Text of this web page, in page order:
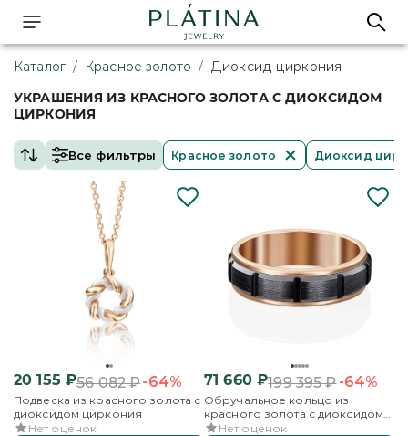
Каталог / Красное золото / Диоксид циркония
УКРАШЕНИЯ ИЗ КРАСНОГО ЗОЛОТА С ДИОКСИДОМ
ЦИРКОНИЯ
Все фильтры Красное золото Диоксид
20 155 ₽56 082₽-64%
Подвеска из красного золота с
диоксидом циркония
Нет оценок
71 660₽199 395₽-64%
Обручальное кольцо из
красного золота с диоксидом
циркония
Нет оценок